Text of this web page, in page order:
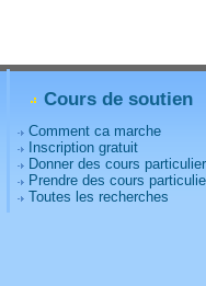
Cours de soutien
Comment ca marche
Inscription gratuit
Donner des cours
Prendre des cours
Toutes les recherches